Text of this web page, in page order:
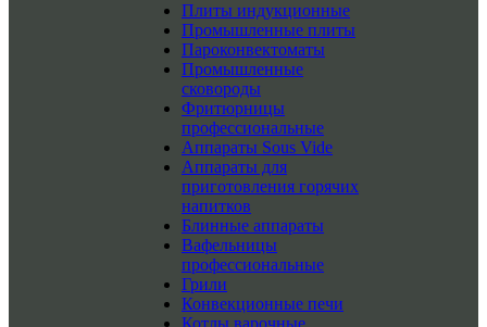
Плиты индукционные
Промышленные плиты
Пароконвектоматы
Промышленные
сковороды
Фритюрницы
профессиональные
Аппараты Sous Vide
Аппараты для
приготовления горячих
напитков
Блинные аппараты
Вафельницы
профессиональные
Грили
Конвекционные печи
Котлы варочные